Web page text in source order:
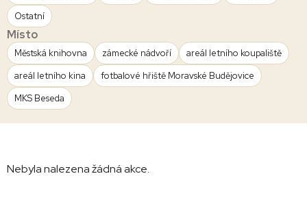
Ostatní
Místo
Městská knihovna zámecké nádvoří
areál letního koupaliště
areál letního kina
fotbalové hřiště Moravské Budějovice
MKS Beseda
Nebyla nalezena žádná akce.